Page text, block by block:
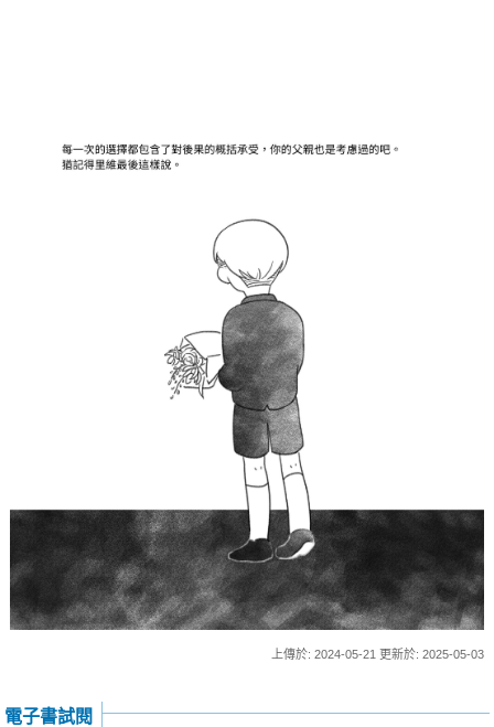
上傳於: 2024-05-21 更新於: 2025-05-03
電子書試閱